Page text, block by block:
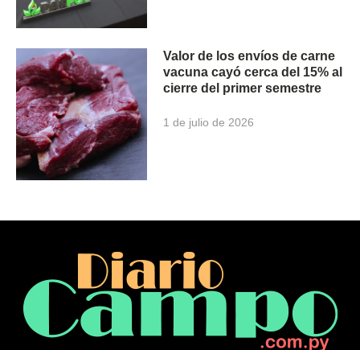
Valor de los envíos de carne
vacuna cayó cerca del 15% al
cierre del primer semestre
1 de julio de 2026